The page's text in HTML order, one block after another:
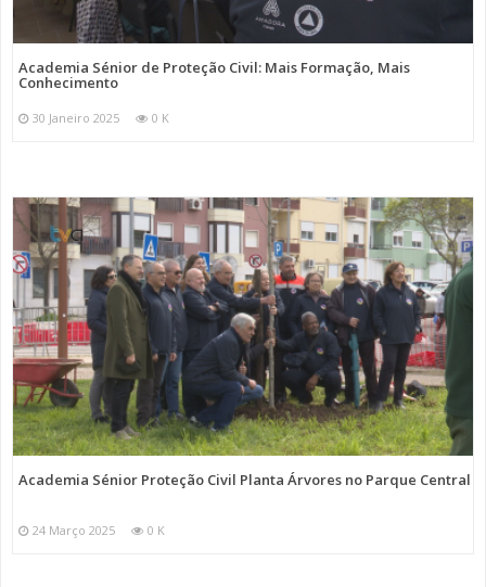
Academia Sénior de Proteção Civil: Mais Formação, Mais
Conhecimento
30 Janeiro 2025 0 K
Academia Sénior Proteção Civil Planta Árvores no Parque Central
24 Março 2025 0 K